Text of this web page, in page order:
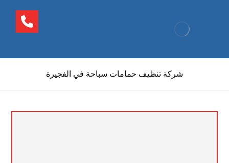
شركة تنظيف حمامات سباحة في الفجيرة